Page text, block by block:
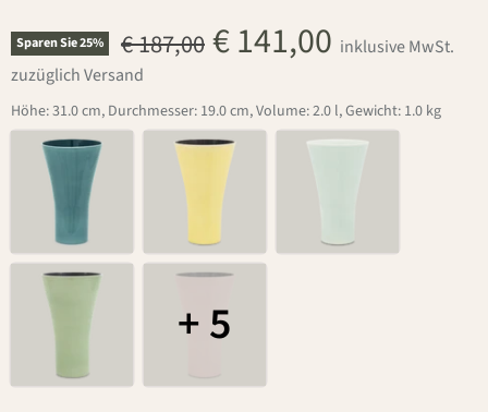
Sparen Sie25% Ursprünglicher Preis
€ 187,00 Aktueller Preis
€ 141,00 inklusive MwSt.
zuzüglich Versand
Höhe: 31.0 cm, Durchmesser: 19.0 cm, Volume: 2.0 l, Gewicht: 1.0 kg
+ 5